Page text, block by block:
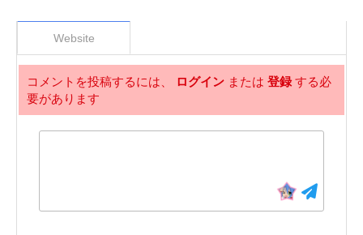
Website
コメントを投稿するには、 ログイン または 登録する必
要があります